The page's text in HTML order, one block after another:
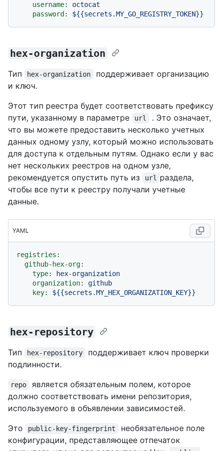
username:
octocat
password:
${{secrets.MY_GO_REGISTRY_TOKEN}}
hex-organization
Тип hex-organization
поддерживает организацию
и ключ.
Этот тип реестра будет соответствовать префиксу
пути, указанному в параметре
url
. Это означает,
что вы можете предоставить несколько учетных
данных одному узлу, который можно использовать
для доступа к отдельным путям. Однако если у вас
нет нескольких реестров на одном узле,
рекомендуется опустить путь из
url
раздела,
чтобы все пути к реестру получали учетные
данные.
YAML
registries:
github-hex-org:
type:
hex-organization
organization:
github
key:
${{secrets.MY_HEX_ORGANIZATION_KEY}}
hex-repository
Тип hex-repository
поддерживает ключ проверки
подлинности.
repo
является обязательным полем, которое
должно соответствовать имени репозитория,
используемого в объявлении зависимостей.
Это
public-key-fingerprint
необязательное поле
конфигурации, представляющее отпечаток